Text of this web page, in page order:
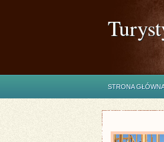
STRONA